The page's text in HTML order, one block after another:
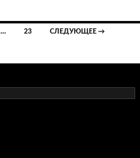
… 23 СЛЕДУЮЩЕЕ →